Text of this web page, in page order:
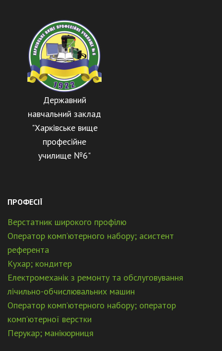
Державний
навчальний заклад
"Харківське вище
професійне
училище №6"
ПРОФЕСІЇ
Верстатник широкого профілю
Оператор комп’ютерного набору; асистент
референта
Кухар; кондитер
Електромеханік з ремонту та обслуговування
лічильно-обчислювальних машин
Оператор комп’ютерного набору; оператор
комп’ютерної верстки
Перукар; манікюрниця